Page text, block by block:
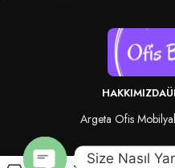
HAKKIMIZDA
Argeta Ofis
Size Nasıl